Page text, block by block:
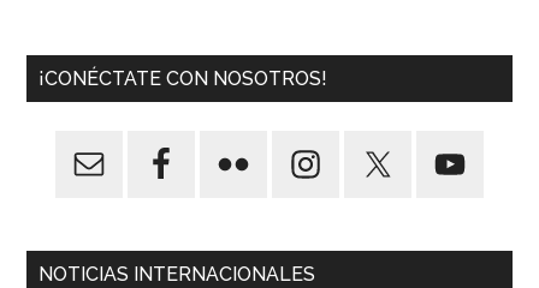
¡CONÉCTATE CON NOSOTROS!
NOTICIAS INTERNACIONALES